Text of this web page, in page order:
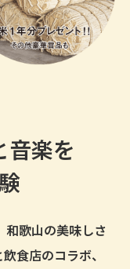
音楽を
和歌山の美味しさ
食店のコラボ、